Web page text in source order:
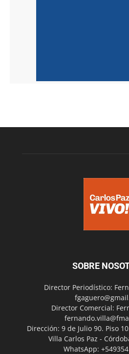
SOBRE
Director Periodístico:
Director Comercial:
Dirección: 9 de Julio 90. Piso
Villa Carlos Paz -
WhatsApp: